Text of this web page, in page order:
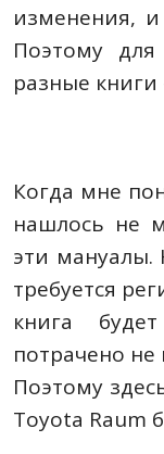
изменения,
Поэтому
разные
Когда мне
нашлось не
эти мануалы.
требуется
книга
потрачено не
Поэтому
Toyota Raum